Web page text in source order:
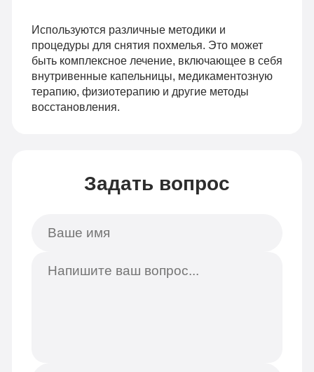
Используются различные методики и
процедуры для снятия похмелья. Это может
быть комплексное лечение, включающее в себя
внутривенные капельницы, медикаментозную
терапию, физиотерапию и другие методы
восстановления.
Задать вопрос